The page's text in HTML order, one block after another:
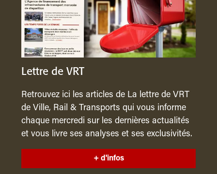
Lettre de VRT
Retrouvez ici les articles de La lettre de VRT
de Ville, Rail & Transports qui vous informe
chaque mercredi sur les dernières actualités
et vous livre ses analyses et ses exclusivités.
+ d'infos